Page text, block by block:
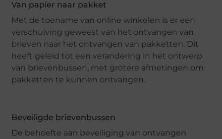
Van papier naar pakket
Met de toename van online winkelen is er een
verschuiving geweest van het ontvangen van
brieven naar het ontvangen van pakketten. Dit
heeft geleid tot een verandering in het ontwerp
van brievenbussen, met grotere afmetingen om
pakketten te kunnen ontvangen.
Beveiligde brievenbussen
De behoefte aan beveiliging van ontvangen